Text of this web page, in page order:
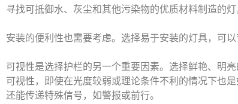
寻找可抵御水、灰尘和其他污染物的优质材料制造的灯
安装的便利性也需要考虑。选择易于安装的灯具，可
可视性是选择护栏的另一个重要因素。选择鲜艳、明
可视性，即使在光度较弱或理论条件不利的情况下也
还能传递特殊信号，如警报或前行。